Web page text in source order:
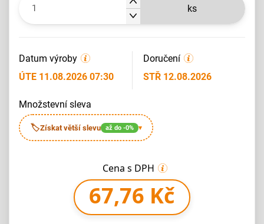
ks
Datum výroby
ÚTE 11.08.2026 07:30
Doručení
STŘ 12.08.2026
množstevní sleva
🏷Získat větší slevu až do -0% ▾
Cena s DPH
67,76 Kč